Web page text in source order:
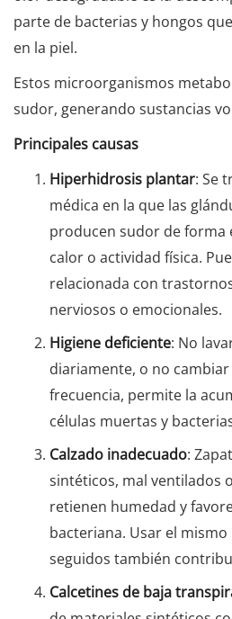
parte de bacterias y hongos
en la piel.
Estos microorganismos
sudor, generando sustancias
Principales causas
Hiperhidrosis plantar: Se
médica en la que las
producen sudor de forma
calor o actividad física.
relacionada con
nerviosos o emocionales.
Higiene deficiente: No
diariamente, o no
frecuencia, permite la
células muertas y
Calzado inadecuado:
sintéticos, mal ventilados
retienen humedad y
bacteriana. Usar el
seguidos también
Calcetines de baja